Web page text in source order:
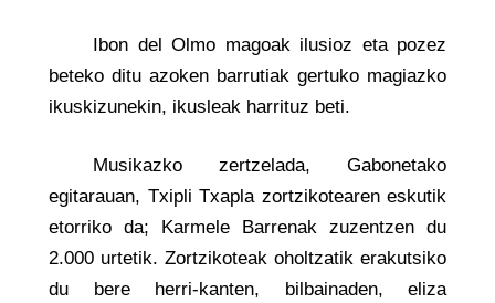
Ibon del Olmo magoak ilusioz eta pozez
beteko ditu azoken barrutiak gertuko magiazko
ikuskizunekin, ikusleak harrituz beti.
Musikazko zertzelada, Gabonetako
egitarauan, Txipli Txapla zortzikotearen eskutik
etorriko da; Karmele Barrenak zuzentzen du
2.000 urtetik. Zortzikoteak oholtzatik erakutsiko
du bere herri-kanten, bilbainaden, eliza